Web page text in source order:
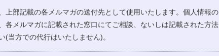
上部記載の各メルマガの送付先として使用いたします。個人情報の
各メルマガに記載された窓口にてご相談、ないしは記載された方法
(当方での代行はいたしません)。